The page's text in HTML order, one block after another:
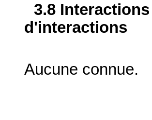
3.8
d'interactions
Aucune connue.